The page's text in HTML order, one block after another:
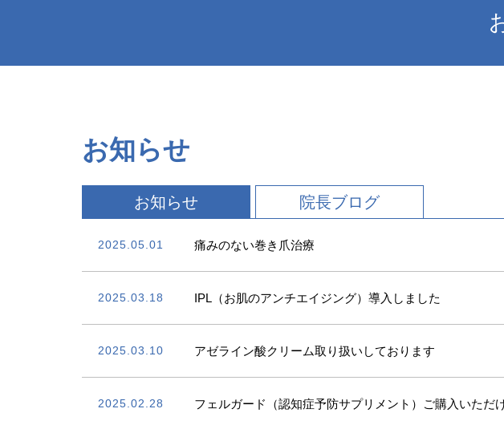
お知らせ
お知らせ 院長ブログ
2025.05.01 痛みのない巻き爪治療
2025.03.18 IPL（お肌のアンチエイジング）導入しました
2025.03.10 アゼライン酸クリーム取り扱いしております
2025.02.28 フェルガード（認知症予防サプリメント）ご購入いただけ